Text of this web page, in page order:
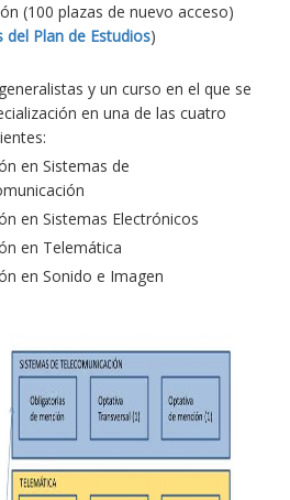
(100 plazas de nuevo acceso)
del Plan de Estudios)
y un curso en el que se
en una de las cuatro
en Sistemas de
en Sistemas Electrónicos
en Telemática
en Sonido e Imagen